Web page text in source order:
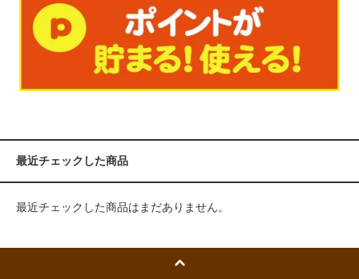
最近チェックした商品
最近チェックした商品はまだありません。